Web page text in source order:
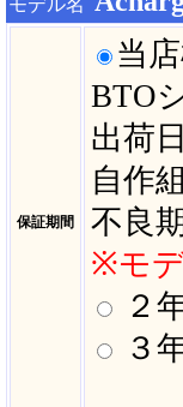
モデル名
保証期間
当
BTO
出荷
自作
不良
※モ
２
３